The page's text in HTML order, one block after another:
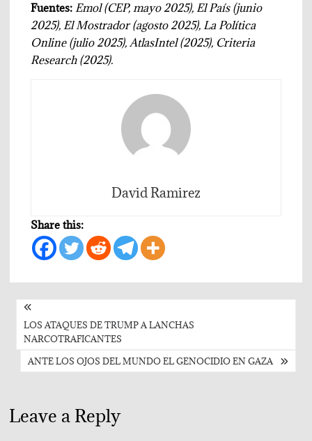
Fuentes: Emol (CEP, mayo 2025), El País (junio
2025), El Mostrador (agosto 2025), La Política
Online (julio 2025), AtlasIntel (2025), Criteria
Research (2025).
David Ramirez
Share this:
Post
navigation
LOS ATAQUES DE TRUMP A LANCHAS
NARCOTRAFICANTES
ANTE LOS OJOS DEL MUNDO EL GENOCIDIO EN GAZA
Leave a Reply